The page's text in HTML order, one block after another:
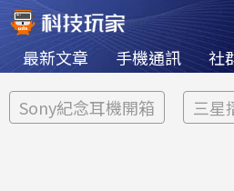
最新文章 手機通訊 社
Sony紀念耳機開箱 三星